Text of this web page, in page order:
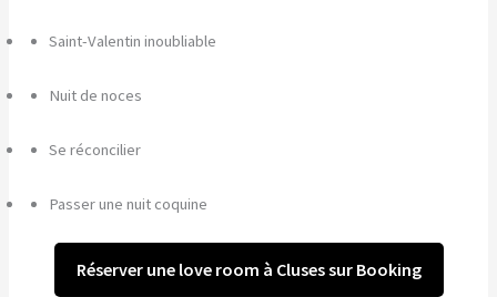
Saint-Valentin inoubliable
Nuit de noces
Se réconcilier
Passer une nuit coquine
Réserver une love room à Cluses sur Booking